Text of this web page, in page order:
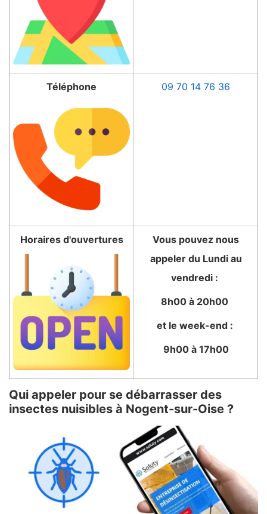
Téléphone 09 70 14 76 36
Horaires d'ouvertures
Vous pouvez nous
appeler du Lundi au
vendredi :
8h00 à 20h00
et le week-end :
9h00 à 17h00
Qui appeler pour se débarrasser des
insectes nuisibles à Nogent-sur-Oise ?